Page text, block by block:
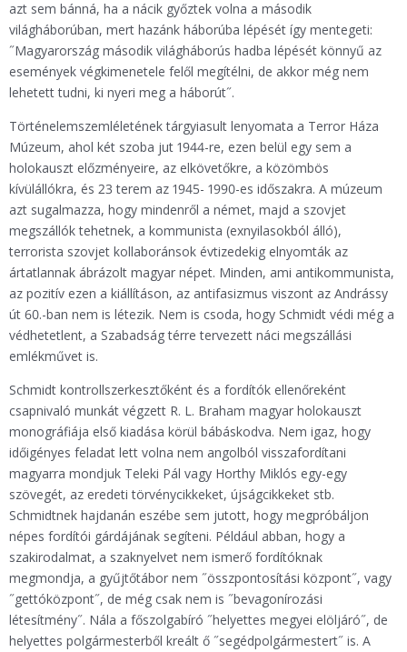
azt sem bánná, ha a nácik győztek volna a második
világháborúban, mert hazánk háborúba lépését így mentegeti:
˝Magyarország második világháborús hadba lépését könnyű az
események végkimenetele felől megítélni, de akkor még nem
lehetett tudni, ki nyeri meg a háborút˝.
Történelemszemléletének tárgyiasult lenyomata a Terror Háza
Múzeum, ahol két szoba jut 1944-re, ezen belül egy sem a
holokauszt előzményeire, az elkövetőkre, a közömbös
kívülállókra, és 23 terem az 1945- 1990-es időszakra. A múzeum
azt sugalmazza, hogy mindenről a német, majd a szovjet
megszállók tehetnek, a kommunista (exnyilasokból álló),
terrorista szovjet kollaboránsok évtizedekig elnyomták az
ártatlannak ábrázolt magyar népet. Minden, ami antikommunista,
az pozitív ezen a kiállításon, az antifasizmus viszont az Andrássy
út 60.-ban nem is létezik. Nem is csoda, hogy Schmidt védi még a
védhetetlent, a Szabadság térre tervezett náci megszállási
emlékművet is.
Schmidt kontrollszerkesztőként és a fordítók ellenőreként
csapnivaló munkát végzett R. L. Braham magyar holokauszt
monográfiája első kiadása körül bábáskodva. Nem igaz, hogy
időigényes feladat lett volna nem angolból visszafordítani
magyarra mondjuk Teleki Pál vagy Horthy Miklós egy-egy
szövegét, az eredeti törvénycikkeket, újságcikkeket stb.
Schmidtnek hajdanán eszébe sem jutott, hogy megpróbáljon
népes fordítói gárdájának segíteni. Például abban, hogy a
szakirodalmat, a szaknyelvet nem ismerő fordítóknak
megmondja, a gyűjtőtábor nem ˝összpontosítási központ˝, vagy
˝gettóközpont˝, de még csak nem is ˝bevagonírozási
létesítmény˝. Nála a főszolgabíró ˝helyettes megyei elöljáró˝, de
helyettes polgármesterből kreált ő ˝segédpolgármestert˝ is. A